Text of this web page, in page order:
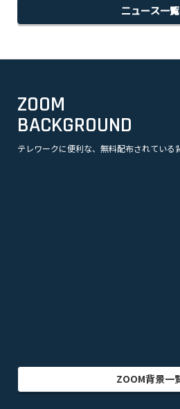
ニュース一
ZOOM
BACKGROUND
テレワークに便利な、無料配布されている
美容
ZOOM背景一